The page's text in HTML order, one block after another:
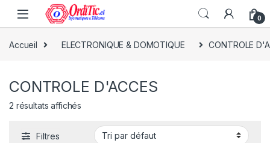
0
Accueil ELECTRONIQUE & DOMOTIQUE CONTROLE
CONTROLE D'ACCES
2 résultats affichés
Filtres